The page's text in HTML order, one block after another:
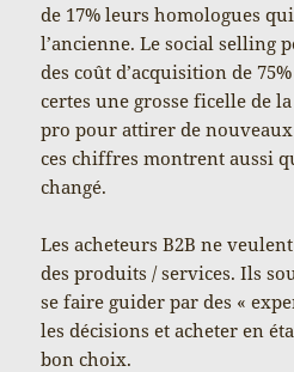
de 17% leurs homologues
l’ancienne. Le social selling
des coût d’acquisition de
certes une grosse ficelle de
pro pour attirer de
ces chiffres montrent aussi
changé.
Les acheteurs B2B ne
des produits / services. Ils
se faire guider par des «
les décisions et acheter en
bon choix.